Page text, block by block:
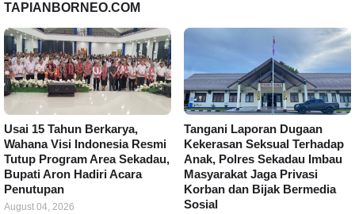
TAPIANBORNEO.COM
Usai 15 Tahun Berkarya,
Wahana Visi Indonesia Resmi
Tutup Program Area Sekadau,
Bupati Aron Hadiri Acara
Penutupan
August 04, 2026
Tangani Laporan Dugaan
Kekerasan Seksual Terhadap
Anak, Polres Sekadau Imbau
Masyarakat Jaga Privasi
Korban dan Bijak Bermedia
Sosial